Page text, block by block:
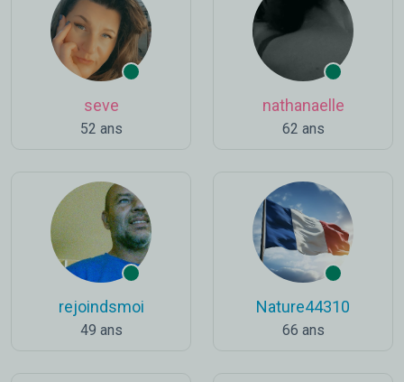
seve
52 ans
nathanaelle
62 ans
rejoindsmoi
49 ans
Nature44310
66 ans